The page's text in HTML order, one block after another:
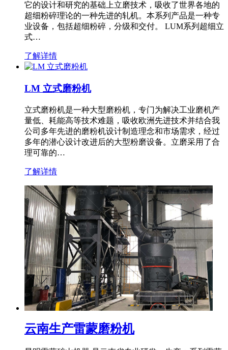
它的设计和研究的基础上立磨技术，吸收了世界各地的
超细粉碎理论的一种先进的轧机。本系列产品是一种专
业设备，包括超细粉碎，分级和交付。 LUM系列超细立
式…
了解详情
LM 立式磨粉机
立式磨粉机是一种大型磨粉机，专门为解决工业磨机产
量低、耗能高等技术难题，吸收欧洲先进技术并结合我
公司多年先进的磨粉机设计制造理念和市场需求，经过
多年的潜心设计改进后的大型粉磨设备。立磨采用了合
理可靠的…
了解详情
云南生产雷蒙磨粉机